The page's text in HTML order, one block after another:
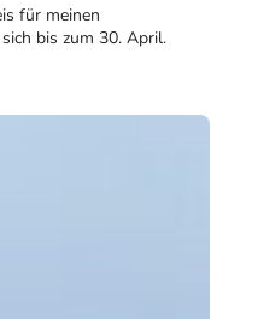
für meinen
bis zum 30. April.